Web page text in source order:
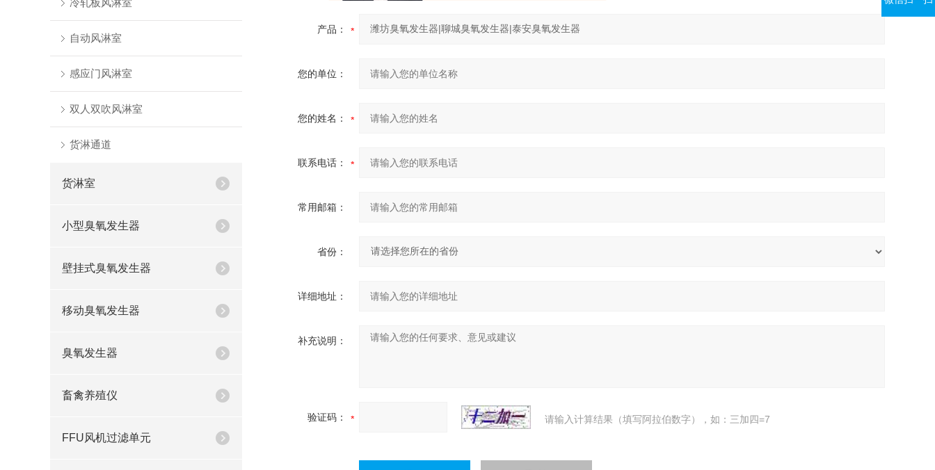
冷轧板风淋室
自动风淋室
感应门风淋室
双人双吹风淋室
货淋通道
货淋室
小型臭氧发生器
壁挂式臭氧发生器
移动臭氧发生器
臭氧发生器
畜禽养殖仪
FFU风机过滤单元
产品：
您的单位：
您的姓名：
联系电话：
常用邮箱：
省份：
详细地址：
补充说明：
验证码： 请输入计算结果（填写阿拉伯数字），如：三加四=7